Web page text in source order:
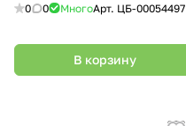
0 0 МногоАрт. ЦБ-00054497
В корзину